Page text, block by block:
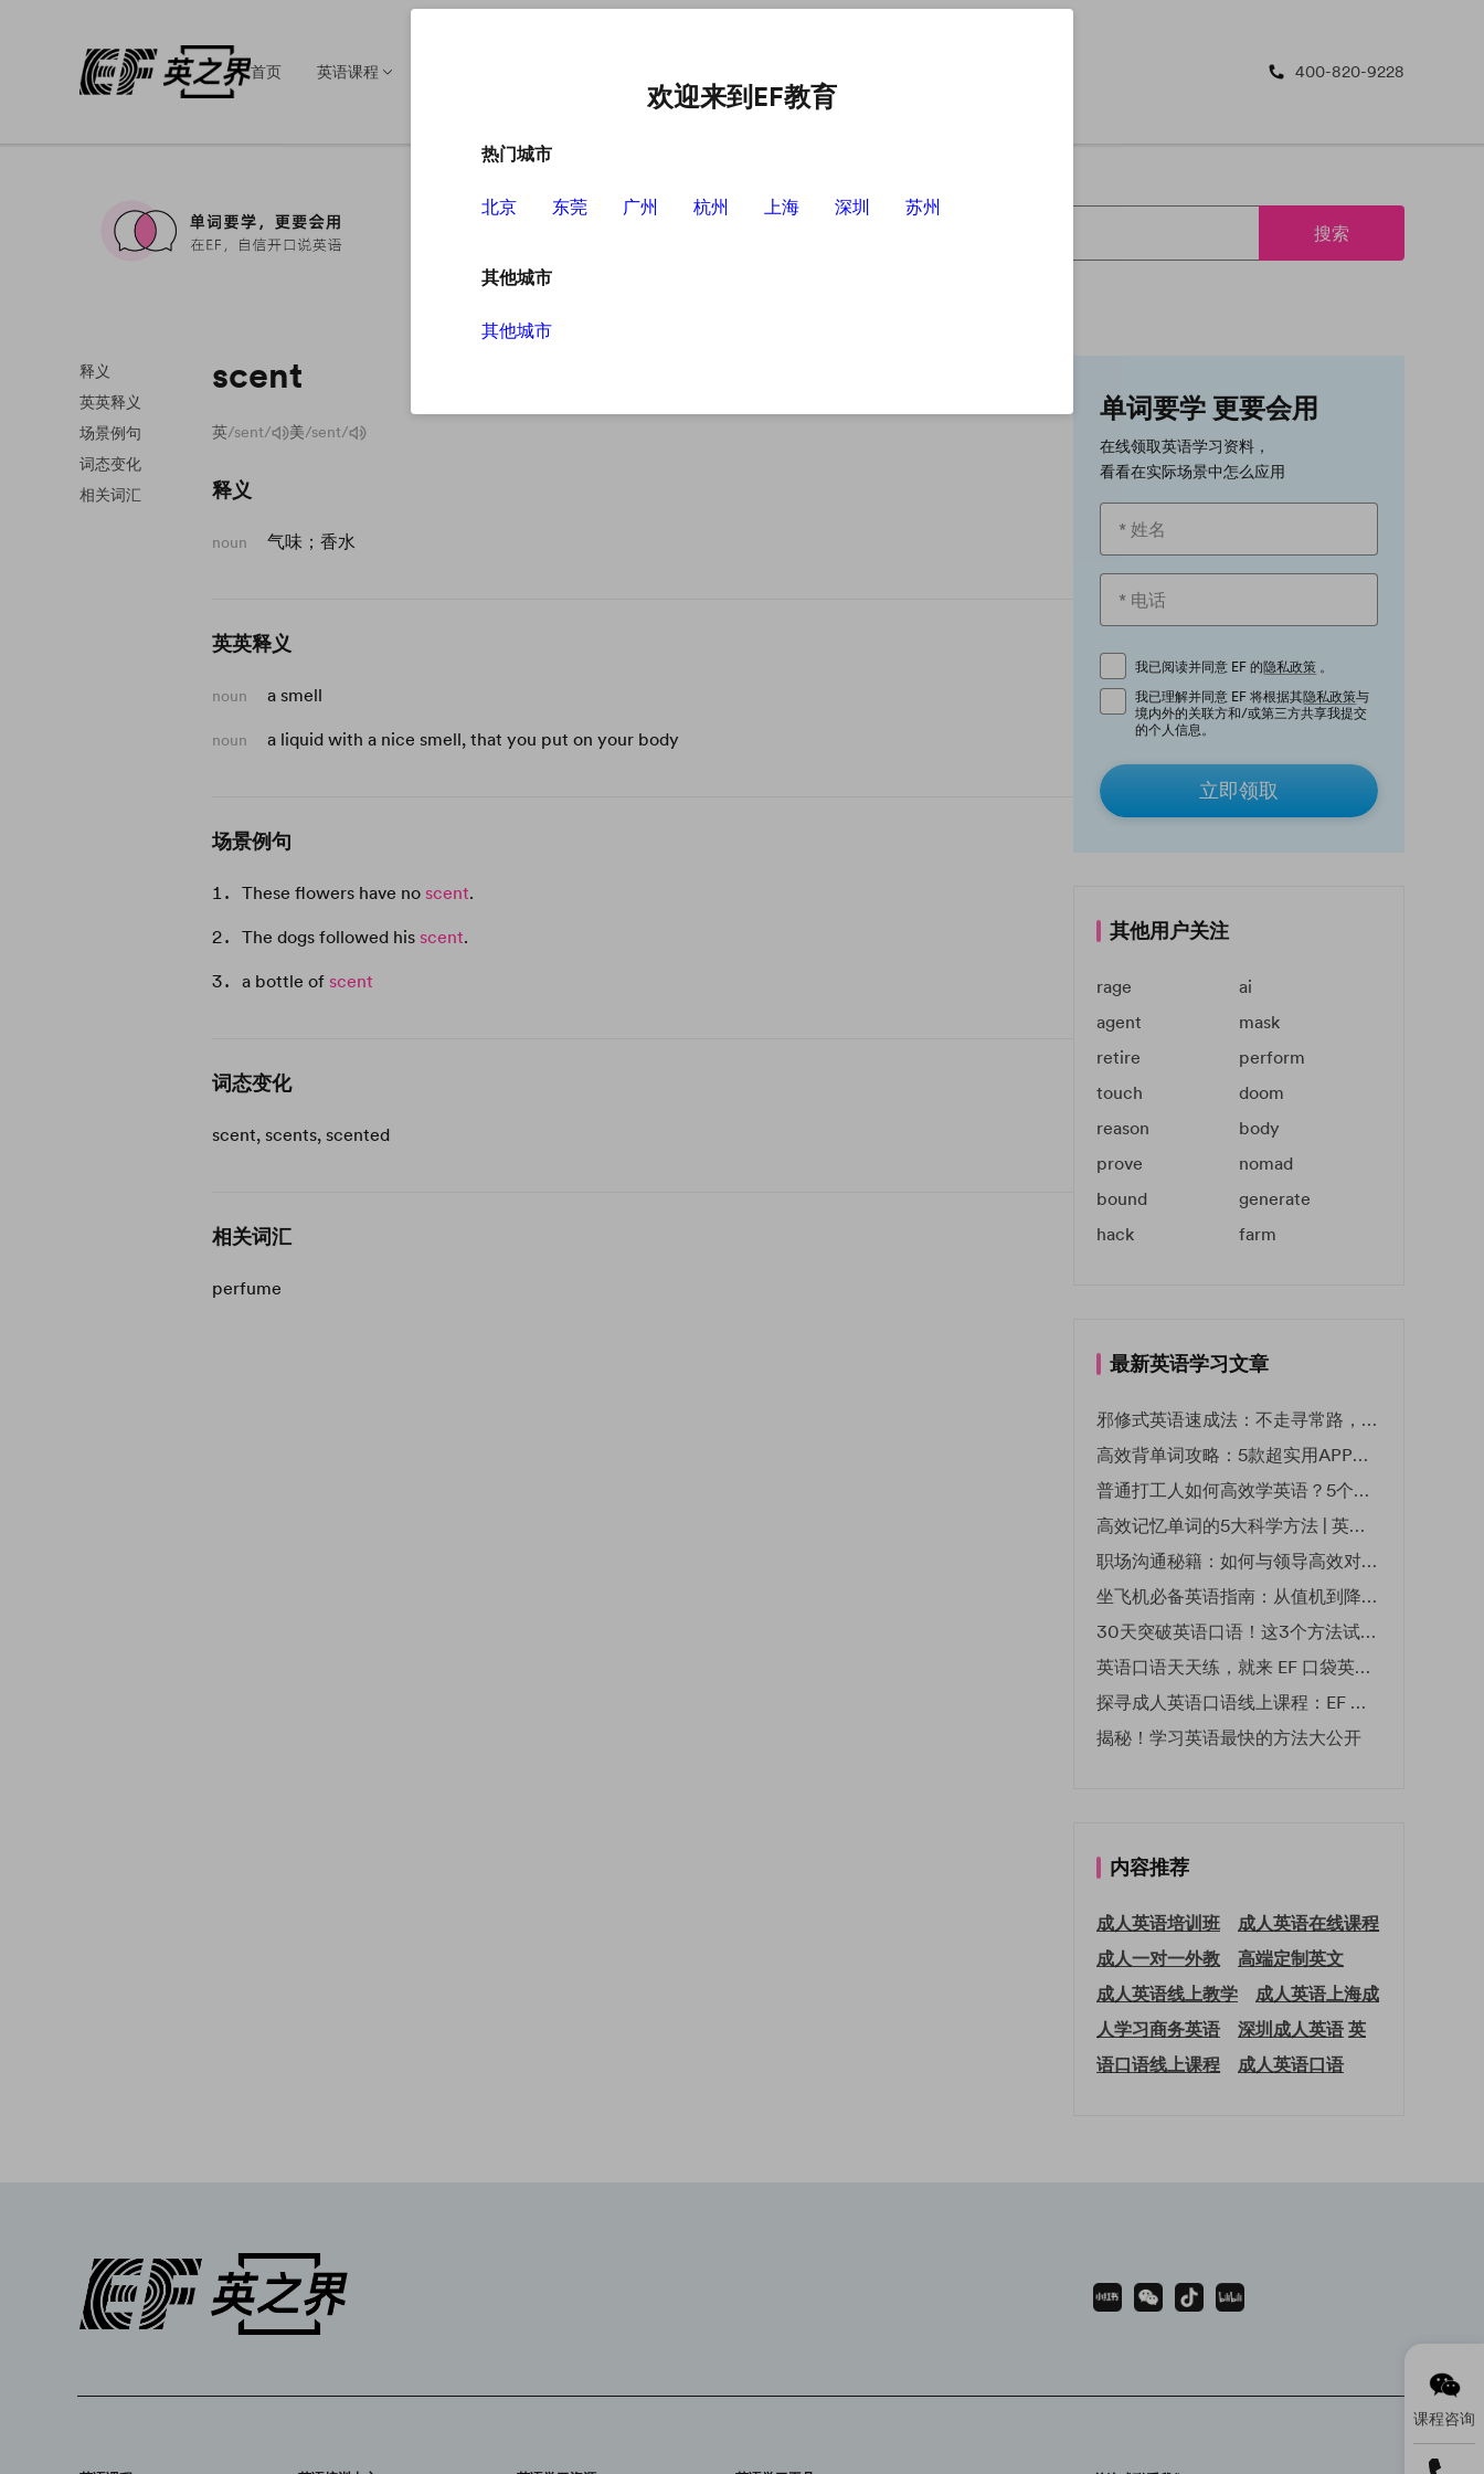
首页 英语课程 400-820-9228
搜索
释义
英英释义
场景例句
词态变化
相关词汇
scent
英/sent/ 美/sent/
释义
noun 气味；香水
英英释义
noun a smell
noun a liquid with a nice smell, that you put on your body
场景例句
These flowers have no scent.
The dogs followed his scent.
a bottle of scent
词态变化
scent, scents, scented
相关词汇
perfume
单词要学 更要会用
在线领取英语学习资料，
看看在实际场景中怎么应用
我已阅读并同意 EF 的隐私政策 。
我已理解并同意 EF 将根据其隐私政策与
境内外的关联方和/或第三方共享我提交
的个人信息。
立即领取
其他用户关注
rage
ai
agent
mask
retire
perform
touch
doom
reason
body
prove
nomad
bound
generate
hack
farm
最新英语学习文章
邪修式英语速成法：不走寻常路，英语战力狂飙！
高效背单词攻略：5款超实用APP推荐 | EF英孚教育
普通打工人如何高效学英语？5个实用技巧助你突破职场瓶颈
高效记忆单词的5大科学方法 | 英语学习必备技巧
职场沟通秘籍：如何与领导高效对话 | EF英孚职场指南
坐飞机必备英语指南：从值机到降落的全流程表达
30天突破英语口语！这3个方法试过的人都说有效
英语口语天天练，就来 EF 口袋英语微信小程序
探寻成人英语口语线上课程：EF 英孚教育凭什么领航
揭秘！学习英语最快的方法大公开
内容推荐
成人英语培训班
成人英语在线课程
成人一对一外教
高端定制英文
成人英语线上教学
成人英语上海成
人学习商务英语
深圳成人英语英
语口语线上课程
成人英语口语
课程咨询
欢迎来到EF教育
热门城市
北京 东莞 广州 杭州 上海 深圳 苏州
其他城市
其他城市